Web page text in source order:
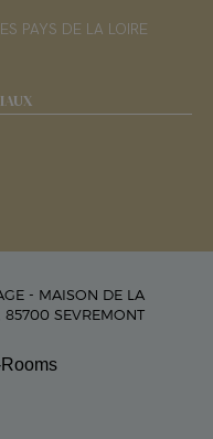
PAYS DE LA LOIRE
- MAISON DE LA
85700 SEVREMONT